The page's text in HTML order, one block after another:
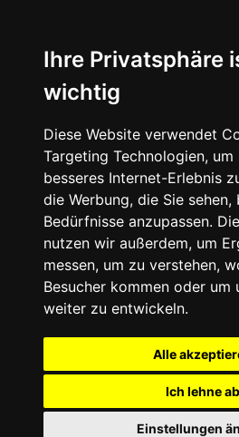
Ihre Privatsphäre
wichtig
Diese Website verwendet
Targeting Technologien, um
besseres Internet-Erlebnis
die Werbung, die Sie sehen,
Bedürfnisse anzupassen.
nutzen wir außerdem, um
messen, um zu verstehen,
Besucher kommen oder um
weiter zu entwickeln.
Alle
Ich lehne ab
Einstellungen